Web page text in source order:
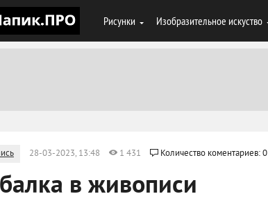
Рисунки Изобразительное искуство
28-03-2023, 13:48 1 431 Количество коментариев: 0
в живописи